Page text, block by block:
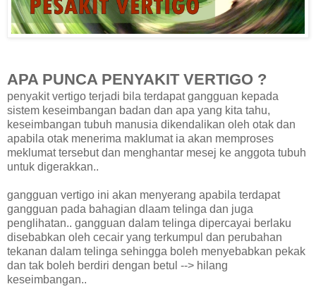
APA PUNCA PENYAKIT VERTIGO ?
penyakit vertigo terjadi bila terdapat gangguan kepada
sistem keseimbangan badan dan apa yang kita tahu,
keseimbangan tubuh manusia dikendalikan oleh otak dan
apabila otak menerima maklumat ia akan memproses
meklumat tersebut dan menghantar mesej ke anggota tubuh
untuk digerakkan..
gangguan vertigo ini akan menyerang apabila terdapat
gangguan pada bahagian dlaam telinga dan juga
penglihatan.. gangguan dalam telinga dipercayai berlaku
disebabkan oleh cecair yang terkumpul dan perubahan
tekanan dalam telinga sehingga boleh menyebabkan pekak
dan tak boleh berdiri dengan betul --> hilang
keseimbangan..